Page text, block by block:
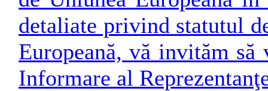
detaliate privind statutul
Europeană, vă invităm
Informare al